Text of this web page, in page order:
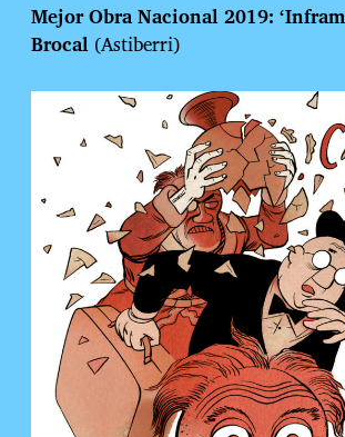
Mejor Obra Nacional2019:
Brocal (Astiberri)